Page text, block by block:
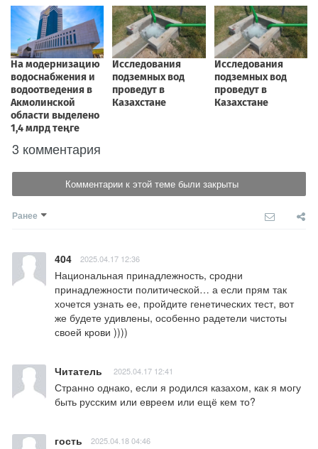
3 комментария
Комментарии к этой теме были закрыты
Ранее
404 2025.04.17 12:36
Национальная принадлежность, сродни
принадлежности политической… а если прям так
хочется узнать ее, пройдите генетических тест, вот
же будете удивлены, особенно радетели чистоты
своей крови ))))
Читатель 2025.04.17 12:41
Странно однако, если я родился казахом, как я могу
быть русским или евреем или ещё кем то?
гость 2025.04.18 04:46